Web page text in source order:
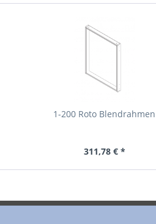
1-200 Roto Blendrahmen
311,78 € *